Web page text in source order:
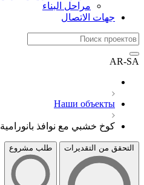
مراحل البناء
جهات الاتصال
AR-SA
Наши объекты
كوخ خشبي مع نوافذ بانورامية
التحقق من التقديرات طلب مشروع